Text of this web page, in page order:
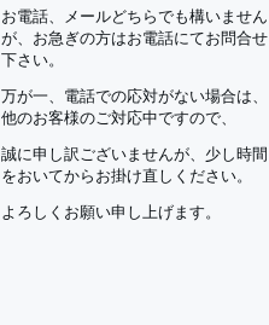
お電話、メールどちらでも構いません
が、お急ぎの方はお電話にてお問合せ
下さい。
万が一、電話での応対がない場合は、
他のお客様のご対応中ですので、
誠に申し訳ございませんが、少し時間
をおいてからお掛け直しください。
よろしくお願い申し上げます。